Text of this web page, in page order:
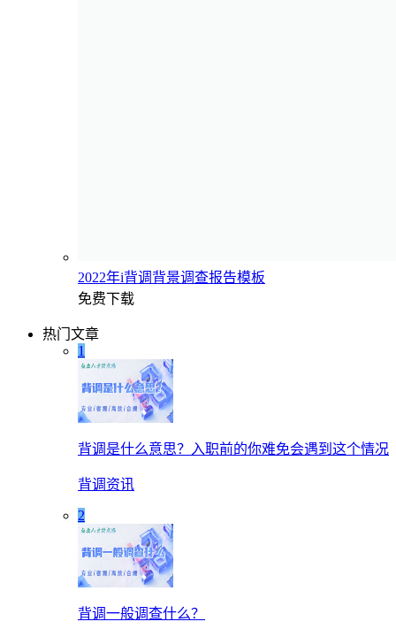
2022年i背调背景调查报告模板
免费下载
热门文章
1
背调是什么意思？入职前的你难免会遇到这个情况
背调资讯
2
背调一般调查什么？